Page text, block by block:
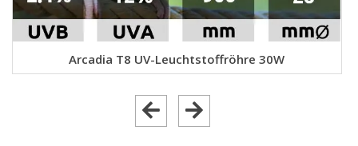
Arcadia T8 UV-Leuchtstoffröhre 30W